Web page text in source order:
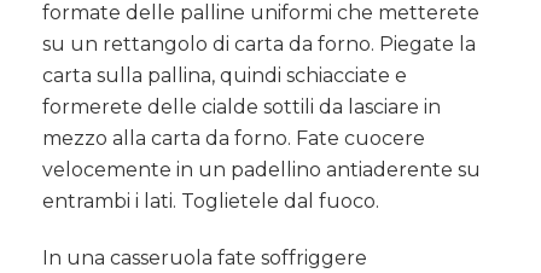
formate delle palline uniformi che metterete
su un rettangolo di carta da forno. Piegate la
carta sulla pallina, quindi schiacciate e
formerete delle cialde sottili da lasciare in
mezzo alla carta da forno. Fate cuocere
velocemente in un padellino antiaderente su
entrambi i lati. Toglietele dal fuoco.
In una casseruola fate soffriggere